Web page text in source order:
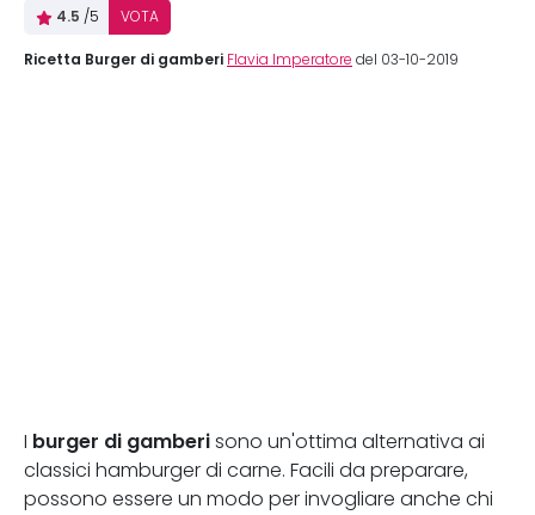
4.5 /5 VOTA
Ricetta Burger di gamberi Flavia Imperatore del 03-10-2019
I burger di gamberi sono un'ottima alternativa ai
classici hamburger di carne. Facili da preparare,
possono essere un modo per invogliare anche chi